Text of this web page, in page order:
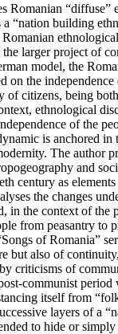
Romanian “diffuse”
a “nation building
larger project of
model, the
on the
of citizens, being
ethnological
of the
is anchored in
The author
and
century as
the changes
in the context of the
from peasantry to
of Romania”
but also of
criticisms of
communist period
itself from
layers of a
to hide or